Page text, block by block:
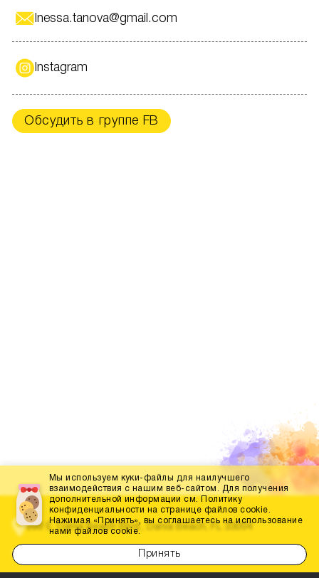
Inessa.tanova@gmail.com
Instagram
Обсудить в группе FB
200 E. Dania Beach Blvd., Dania Beach, FL 33004
Мы используем куки-файлы для наилучшего
взаимодействия с нашим веб-сайтом. Для получения
дополнительной информации см. Политику
конфиденциальности на странице файлов cookie.
Нажимая «Принять», вы соглашаетесь на использование
нами файлов cookie.
Принять